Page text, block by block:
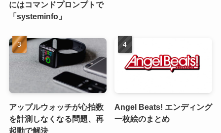
にはコマンドプロンプトで
「systeminfo」
アップルウォッチが心拍数
を計測しなくなる問題、再
起動で解決
Angel Beats! エンディング
一枚絵のまとめ